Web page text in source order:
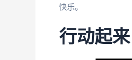
快乐。
行动起